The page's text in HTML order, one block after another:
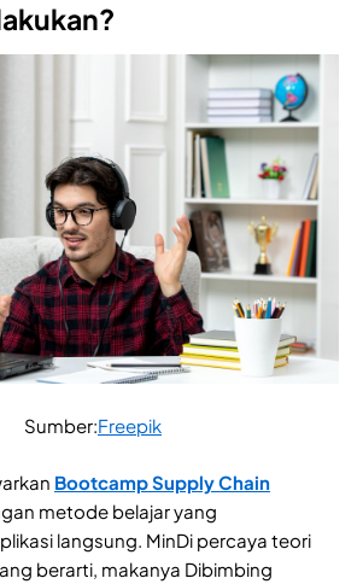
Sumber:Freepik
Bootcamp Supply Chain
metode belajar yang
langsung. MinDi percaya teori
berarti, makanya Dibimbing